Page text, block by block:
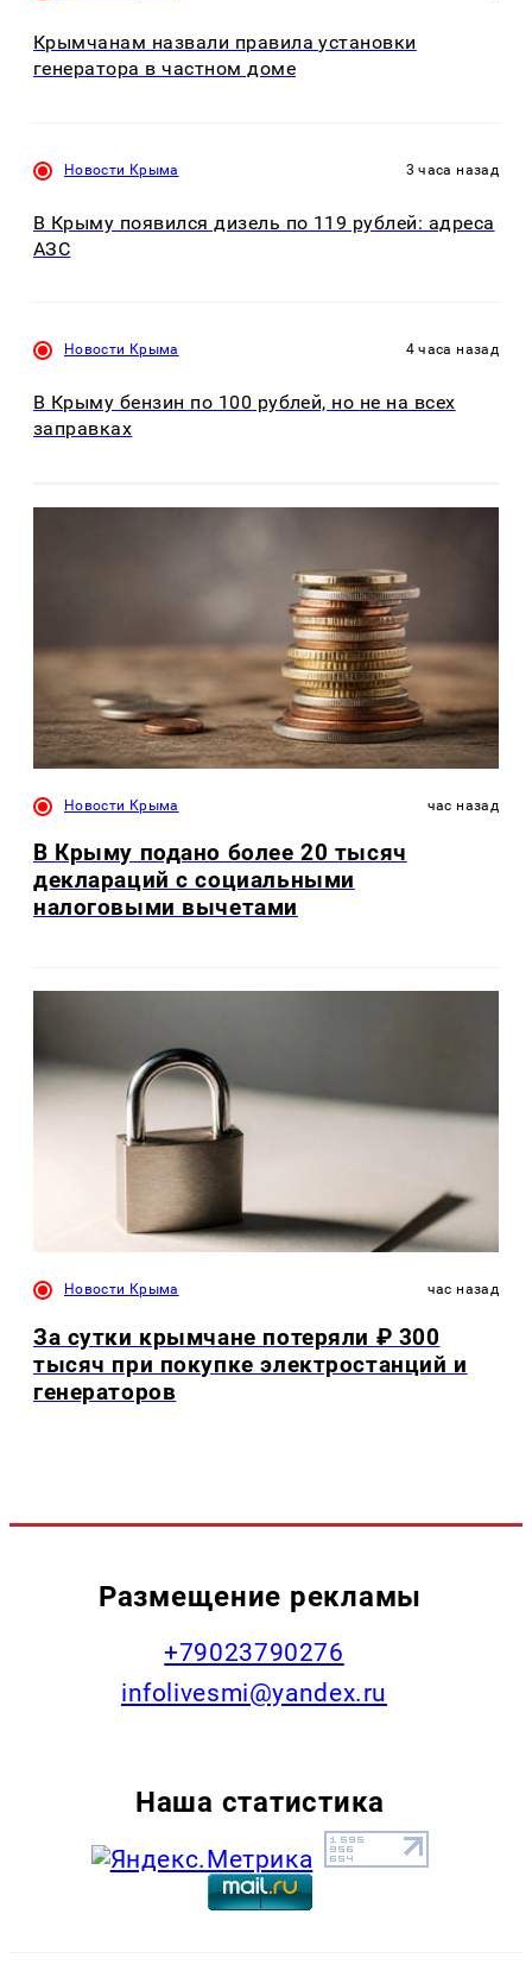
Крымчанам назвали правила установки
генератора в частном доме
Новости Крыма 3 часа назад
В Крыму появился дизель по 119 рублей: адреса
АЗС
Новости Крыма 4 часа назад
В Крыму бензин по 100 рублей, но не на всех
заправках
Новости Крыма час назад
В Крыму подано более 20 тысяч
деклараций с социальными
налоговыми вычетами
Новости Крыма час назад
За сутки крымчане потеряли ₽ 300
тысяч при покупке электростанций и
генераторов
Размещение рекламы
+79023790276
infolivesmi@yandex.ru
Наша статистика